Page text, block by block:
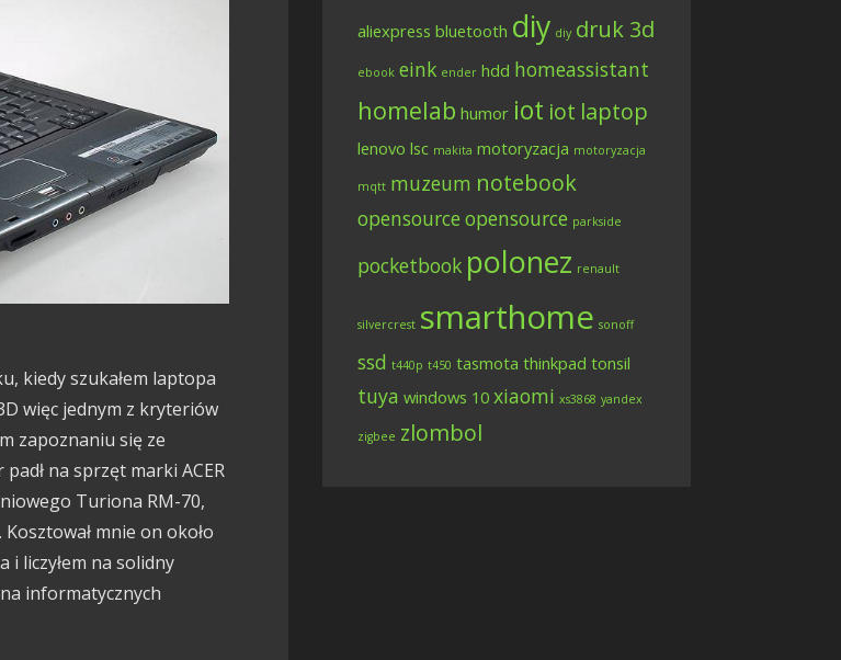
kiedy szukałem laptopa
więc jednym z kryteriów
zapoznaniu się ze
na sprzęt marki ACER
Turiona RM-70,
mnie on około
i liczyłem na solidny
informatycznych
aliexpress bluetooth diy diy druk 3d
ebook eink ender hdd homeassistant
homelab humor iot iot laptop
lenovo lsc makita motoryzacja motoryzacja
mqtt muzeum notebook
opensource opensource parkside
pocketbook polonez renault
silvercrest smarthome sonoff
ssd t440p t450 tasmota thinkpad tonsil
tuya windows 10 xiaomi xs3868 yandex
zigbee zlombol